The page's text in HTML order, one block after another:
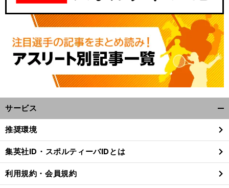
サービス
閉
る
推奨環境
集英社ID・スポルティーバIDとは
利用規約・会員規約